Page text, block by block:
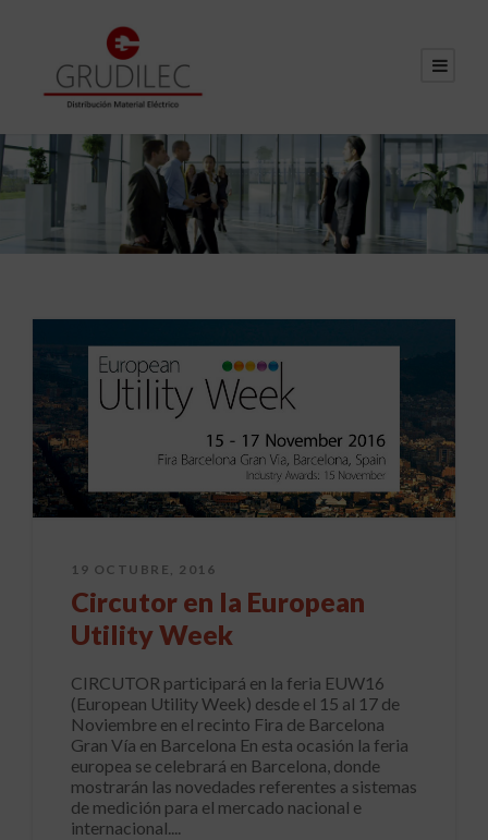
19 OCTUBRE, 2016
Circutor en la European
Utility Week
CIRCUTOR participará en la feria EUW16
(European Utility Week) desde el 15 al 17 de
Noviembre en el recinto Fira de Barcelona
Gran Vía en Barcelona En esta ocasión la feria
europea se celebrará en Barcelona, donde
mostrarán las novedades referentes a sistemas
de medición para el mercado nacional e
internacional....